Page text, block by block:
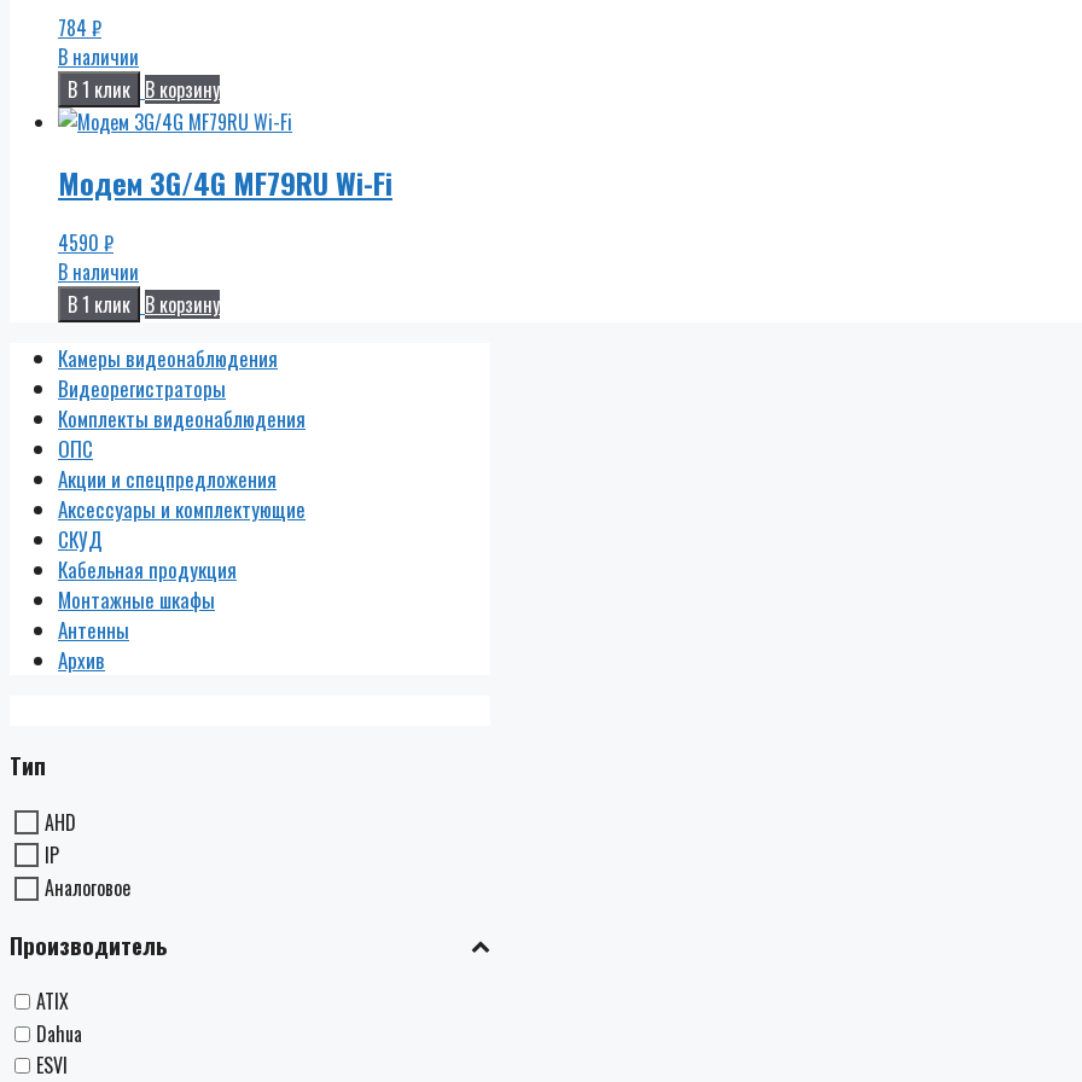
784 ₽
В наличии
В 1 клик В корзину
Модем 3G/4G MF79RU Wi-Fi
4590 ₽
В наличии
В 1 клик В корзину
Камеры видеонаблюдения
Видеорегистраторы
Комплекты видеонаблюдения
ОПС
Акции и спецпредложения
Аксессуары и комплектующие
СКУД
Кабельная продукция
Монтажные шкафы
Антенны
Архив
Тип
AHD
IP
Аналоговое
Производитель
ATIX
Dahua
ESVI